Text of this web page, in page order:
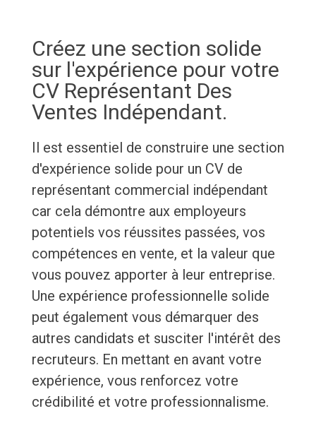
Créez une section solide
sur l'expérience pour votre
CV Représentant Des
Ventes Indépendant.
Il est essentiel de construire une section
d'expérience solide pour un CV de
représentant commercial indépendant
car cela démontre aux employeurs
potentiels vos réussites passées, vos
compétences en vente, et la valeur que
vous pouvez apporter à leur entreprise.
Une expérience professionnelle solide
peut également vous démarquer des
autres candidats et susciter l'intérêt des
recruteurs. En mettant en avant votre
expérience, vous renforcez votre
crédibilité et votre professionnalisme.